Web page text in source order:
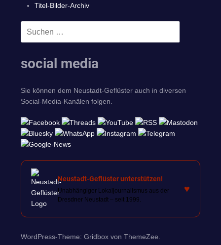
Titel-Bilder-Archiv
Suchen
social media
Sie können dem Neustadt-Geflüster auch in diversen
Social-Media-Kanälen folgen.
Neustadt-Geflüster unterstützen!
Unabhängiger Lokaljournalismus aus der
Dresdner Neustadt – seit 1999.
♥
WordPress-Theme: Gridbox von ThemeZee.